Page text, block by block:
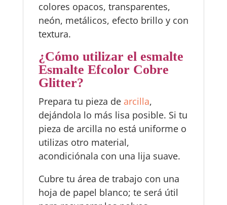
colores opacos, transparentes,
neón, metálicos, efecto brillo y con
textura.
¿Cómo utilizar el esmalte
Esmalte Efcolor Cobre
Glitter?
Prepara tu pieza de arcilla,
dejándola lo más lisa posible. Si tu
pieza de arcilla no está uniforme o
utilizas otro material,
acondiciónala con una lija suave.
Cubre tu área de trabajo con una
hoja de papel blanco; te será útil